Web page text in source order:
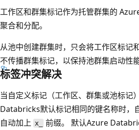
工作区和群集标记作为托管群集的
聚合和分配。
从池中创建群集时，只会将工作区标记
不传播群集标记，以保持池群集启动性能
标签冲突解决
当自定义标记（工作区、群集或池标记
Databricks默认标记相同的键名称时，
自动加上 x_
前缀。 默认Azure